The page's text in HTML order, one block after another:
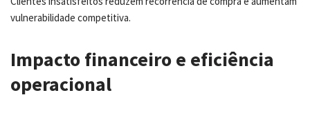
vulnerabilidade competitiva.
Impacto financeiro e eficiência
operacional